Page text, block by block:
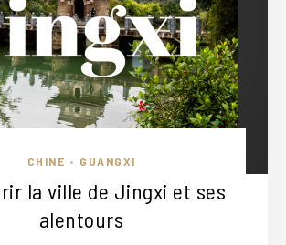
CHINE • GUANGXI
la ville de Jingxi et ses
alentours